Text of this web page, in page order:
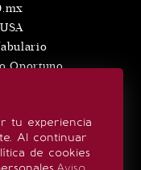
tu experiencia
Al continuar
de cookies
Oportuno